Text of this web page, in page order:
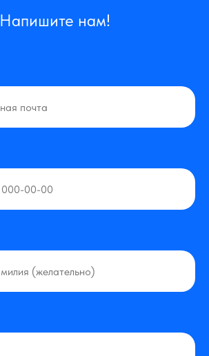
Напишите нам!